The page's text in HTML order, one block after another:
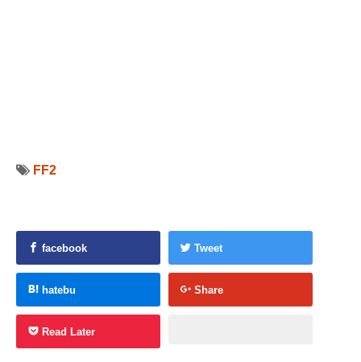
FF2
facebook Tweet
hatebu Share
Read Later